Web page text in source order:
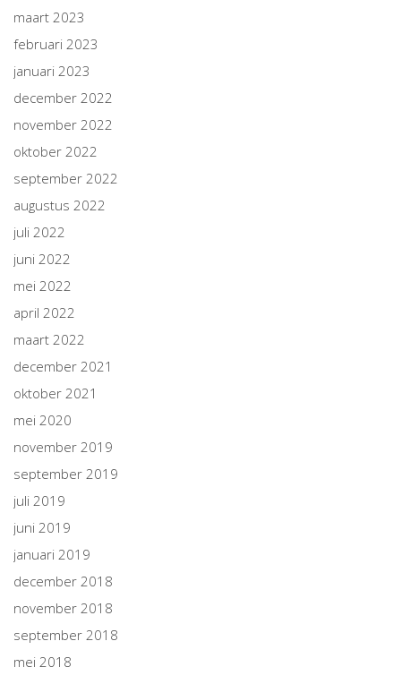
maart 2023
februari 2023
januari 2023
december 2022
november 2022
oktober 2022
september 2022
augustus 2022
juli 2022
juni 2022
mei 2022
april 2022
maart 2022
december 2021
oktober 2021
mei 2020
november 2019
september 2019
juli 2019
juni 2019
januari 2019
december 2018
november 2018
september 2018
mei 2018